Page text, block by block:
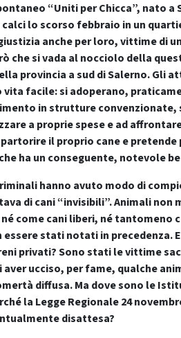
“Uniti per Chicca”, nato a
lo scorso febbraio in un
anche per loro, vittime di
che si vada al nocciolo della
provincia a sud di Salerno. Gli
vita facile: si adoperano,
in strutture convenzionate,
a proprie spese e ad
il proprio cane e
ha un conseguente, notevole
hanno avuto modo di
di cani “invisibili”. Animali
come cani liberi, né tantomeno
stati notati in precedenza.
privati? Sono stati le vittime
ucciso, per fame, qualche
diffusa. Ma dove sono le
la Legge Regionale 24
disattesa?